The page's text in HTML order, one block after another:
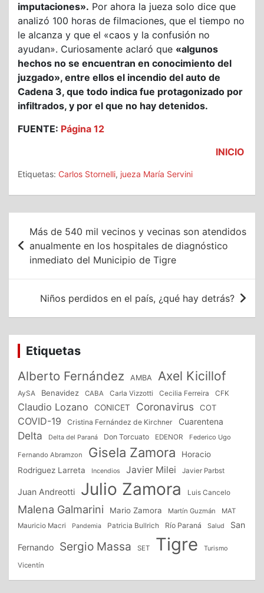
imputaciones». Por ahora la jueza solo dice que
analizó 100 horas de filmaciones, que el tiempo no
le alcanza y que el «caos y la confusión no
ayudan». Curiosamente aclaró que «algunos
hechos no se encuentran en conocimiento del
juzgado», entre ellos el incendio del auto de
Cadena 3, que todo indica fue protagonizado por
infiltrados, y por el que no hay detenidos.
FUENTE: Página 12
INICIO
Etiquetas: Carlos Stornelli, jueza María Servini
Navegación
de
entradas
Más de 540 mil vecinos y vecinas son atendidos
anualmente en los hospitales de diagnóstico
inmediato del Municipio de Tigre
Niños perdidos en el país, ¿qué hay detrás?
Etiquetas
Alberto Fernández AMBA Axel Kicillof
AySA Benavidez CABA Carla Vizzotti Cecilia Ferreira CFK
Claudio Lozano CONICET Coronavirus COT
COVID-19 Cristina Fernández de Kirchner Cuarentena
Delta Delta del Paraná Don Torcuato EDENOR Federico Ugo
Fernando Abramzon Gisela Zamora
Horacio
Rodriguez Larreta
Incendios Javier Milei Javier Parbst
Juan Andreotti Julio Zamora Luis Cancelo
Malena Galmarini Mario Zamora Martín Guzmán
MAT
Mauricio Macri
Pandemia Patricia Bullrich Río Paraná Salud San
Fernando Sergio Massa SET Tigre Turismo
Vicentín